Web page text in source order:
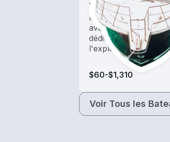
Tours
Explorez les eaux
avec une location de
dédiée au tourisme
l'exploration
$60-$1,310
Voir Tous les